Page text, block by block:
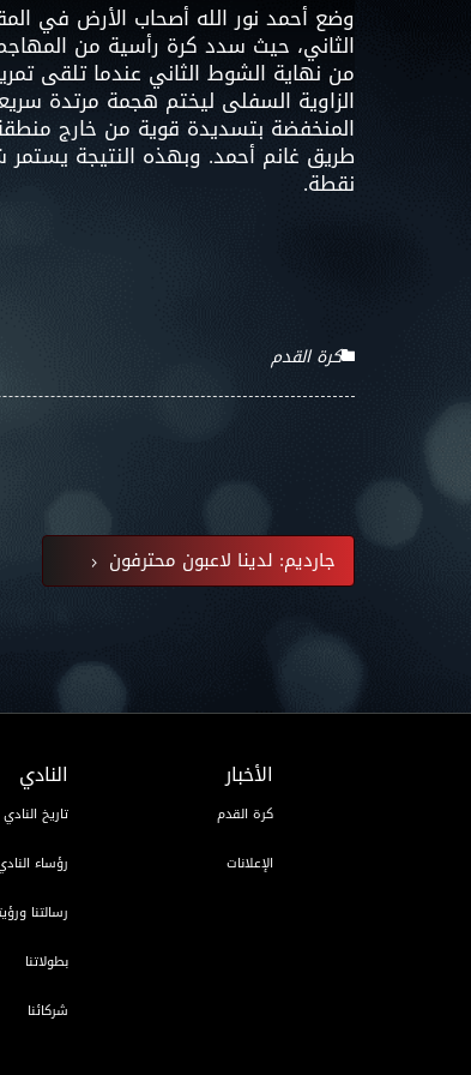
وضع أحمد نور الله أصحاب الأرض في
الثاني، حيث سدد كرة رأسية من
من نهاية الشوط الثاني عندما تلقى
المنخفضة بتسديدة قوية من خارج
نقطة.
كرة القدم
جارديم: لدينا لاعبون محترفون
الأخبار
كرة القدم
الإعلانات
النادي
تاريخ النادي
رؤساء
رسالتنا
بطولاتنا
شركائنا